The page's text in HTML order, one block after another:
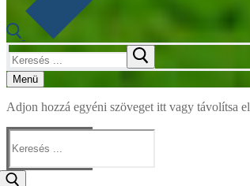
Keresése:
Menü
Adjon hozzá egyéni szöveget itt vagy távolítsa el
Keresése: